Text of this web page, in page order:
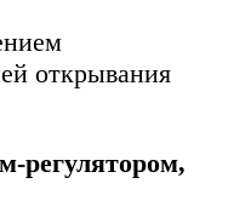
открывания
регулятором,